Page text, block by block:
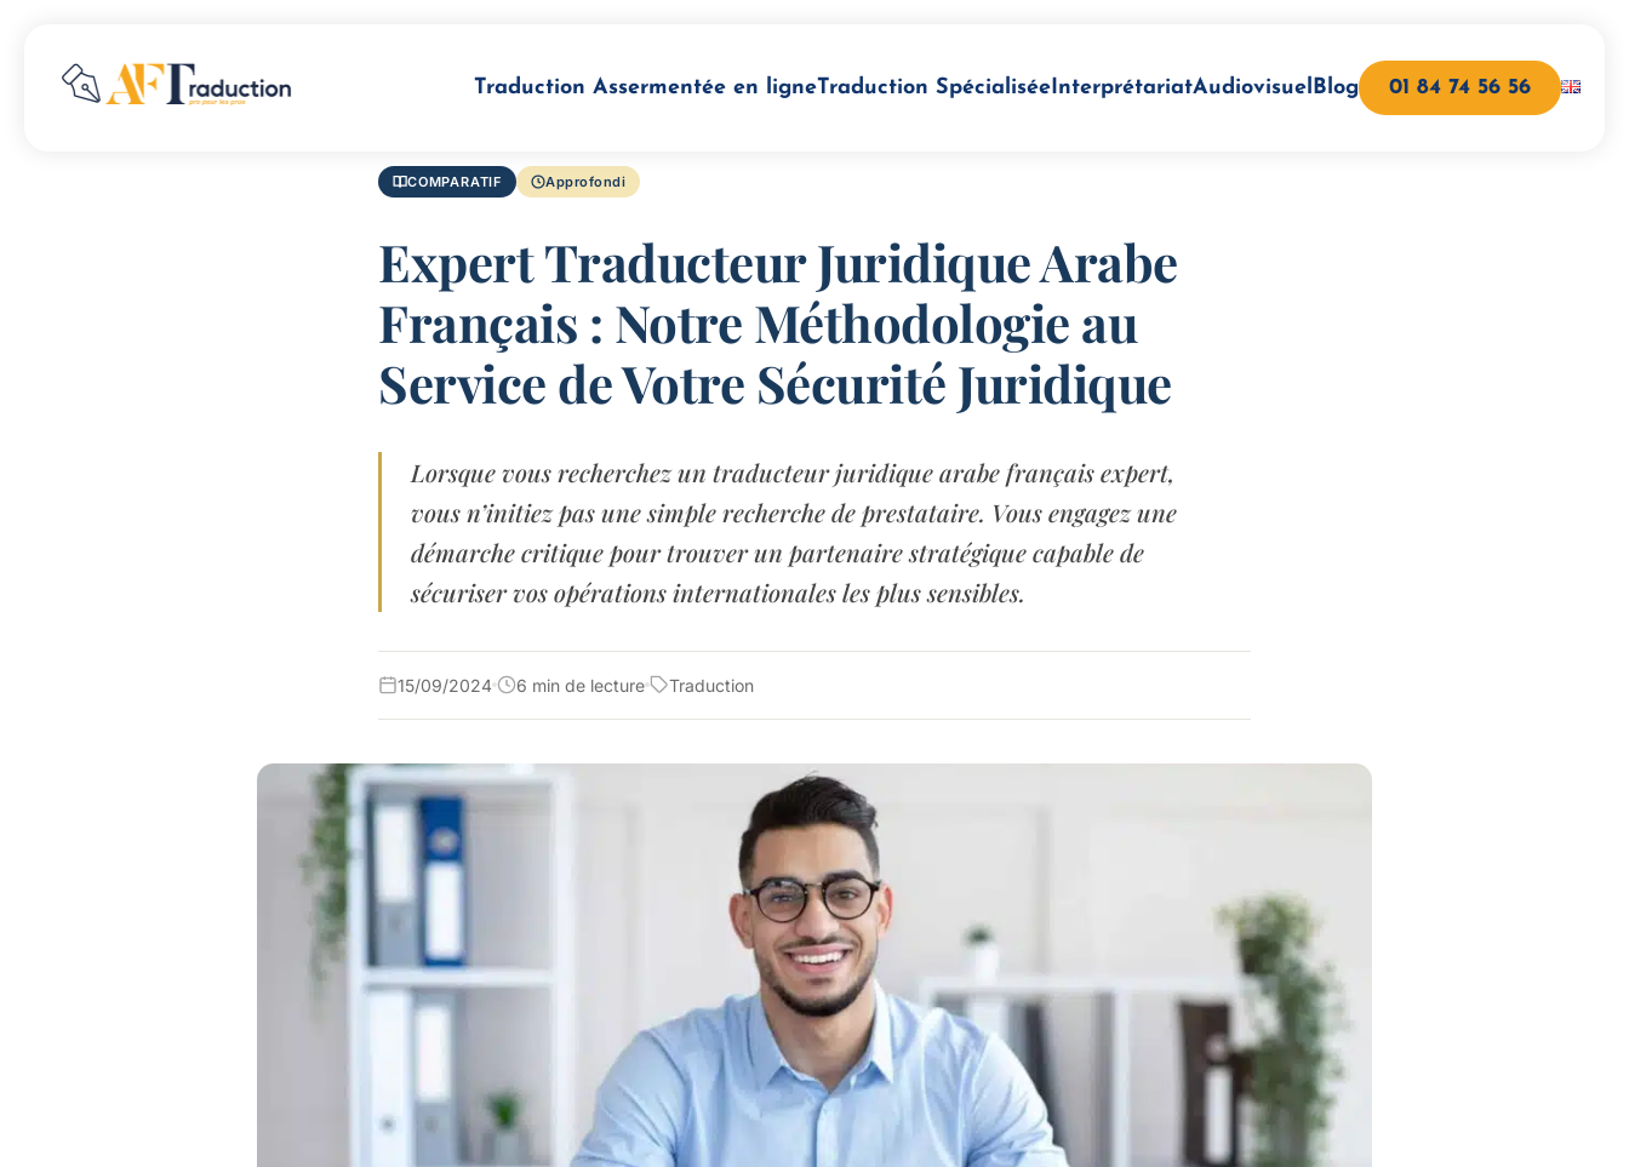
Traduction Assermentée en ligneTraduction SpécialiséeInterprétariatAudiovisuelBlog 01 84 74 56 56
COMPARATIF Approfondi
Expert Traducteur Juridique Arabe
Français : Notre Méthodologie au
Service de Votre Sécurité Juridique
Lorsque vous recherchez un traducteur juridique arabe français expert,
vous n’initiez pas une simple recherche de prestataire. Vous engagez une
démarche critique pour trouver un partenaire stratégique capable de
sécuriser vos opérations internationales les plus sensibles.
15/09/2024 6 min de lecture Traduction